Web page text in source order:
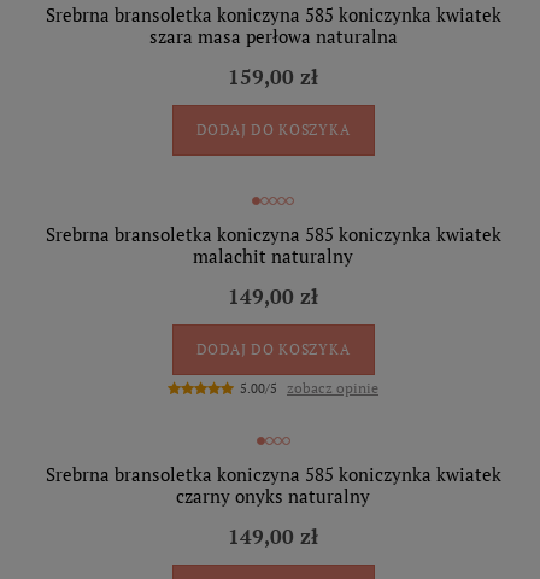
Srebrna bransoletka koniczyna 585 koniczynka kwiatek
szara masa perłowa naturalna
159,00 zł
DODAJ DO KOSZYKA
Srebrna bransoletka koniczyna 585 koniczynka kwiatek
malachit naturalny
149,00 zł
DODAJ DO KOSZYKA
5.00/5 zobacz opinie
Srebrna bransoletka koniczyna 585 koniczynka kwiatek
czarny onyks naturalny
149,00 zł